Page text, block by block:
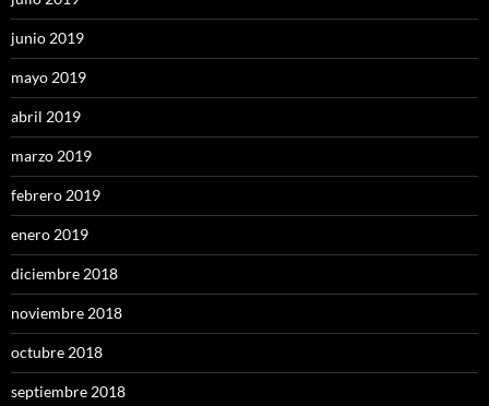
junio 2019
mayo 2019
abril 2019
marzo 2019
febrero 2019
enero 2019
diciembre 2018
noviembre 2018
octubre 2018
septiembre 2018